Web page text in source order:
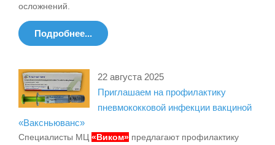
осложнений.
Подробнее...
22 августа 2025
Приглашаем на профилактику
пневмококковой инфекции вакциной
«Ваксньюванс»
Специалисты МЦ «Виком» предлагают профилактику